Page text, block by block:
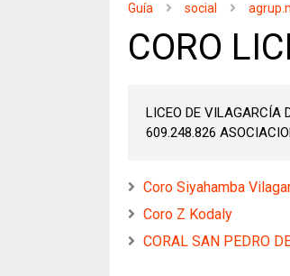
Guía social
CORO
LICEO DE
609.248.826
Coro Siyahamba
Coro Z Kodaly
CORAL SAN PEDRO